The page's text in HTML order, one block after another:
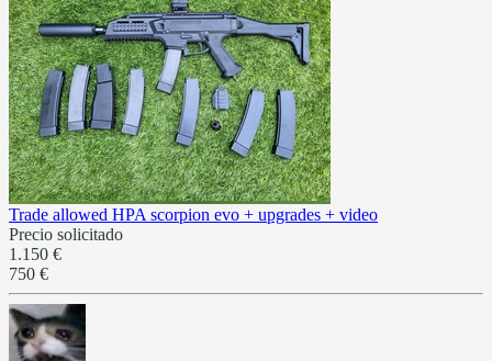
Trade allowed HPA scorpion evo + upgrades + video
Precio solicitado
1.150 €
750 €